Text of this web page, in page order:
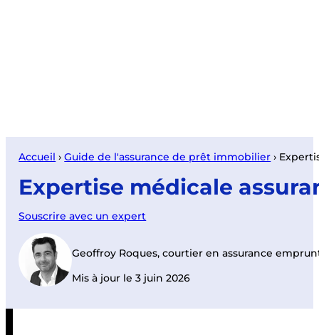
Accueil ›Guide de l'assurance de prêt immobilier ›
Expertise médicale
Souscrire avec un expert
Geoffroy Roques, courtier en assurance
Mis à jour le 3 juin 2026